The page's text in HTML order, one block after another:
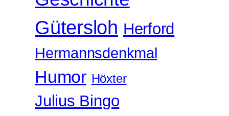
Gütersloh Herford
Hermannsdenkmal
Humor Höxter
Julius Bingo